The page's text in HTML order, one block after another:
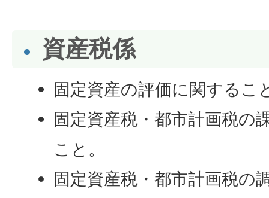
資産税係
固定資産の評価に関するこ
固定資産税・都市計画税の
こと。
固定資産税・都市計画税の